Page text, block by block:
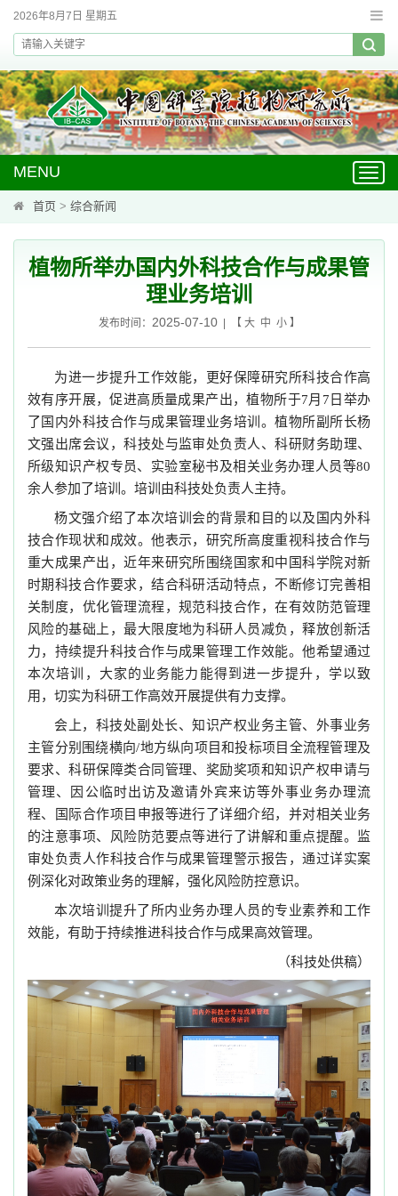
2026年8月7日 星期五
MENU
首页 > 综合新闻
植物所举办国内外科技合作与成果管
理业务培训
发布时间： 2025-07-10| 【 大 中 小】
为进一步提升工作效能，更好保障研究所科技合作高
效有序开展，促进高质量成果产出，植物所于7月 7 日举办
了国内外科技合作与成果管理业务培训。植物所副所长杨
文强出席会议，科技处与监审处负责人、科研财务助理、
所级知识产权专员、实验室秘书及相关业务办理人员等80
余人参加了培训。培训由科技处负责人主持。
杨文强介绍了本次培训会的背景和目的以及国内外科
技合作现状和成效。他表示，研究所高度重视科技合作与
重大成果产出，近年来研究所围绕国家和中国科学院对新
时期科技合作要求，结合科研活动特点，不断修订完善相
关制度，优化管理流程，规范科技合作，在有效防范管理
风险的基础上，最大限度地为科研人员减负，释放创新活
力，持续提升科技合作与成果管理工作效能。他希望通过
本次培训，大家的业务能力能得到进一步提升，学以致
用，切实为科研工作高效开展提供有力支撑。
会上，科技处副处长、知识产权业务主管、外事业务
主管分别围绕横向/地方纵向项目和投标项目全流程管理及
要求、科研保障类合同管理、奖励奖项和知识产权申请与
管理、因公临时出访及邀请外宾来访等外事业务办理流
程、国际合作项目申报等进行了详细介绍，并对相关业务
的注意事项、风险防范要点等进行了讲解和重点提醒。监
审处负责人作科技合作与成果管理警示报告，通过详实案
例深化对政策业务的理解，强化风险防控意识。
本次培训提升了所内业务办理人员的专业素养和工作
效能，有助于持续推进科技合作与成果高效管理。
（科技处供稿）